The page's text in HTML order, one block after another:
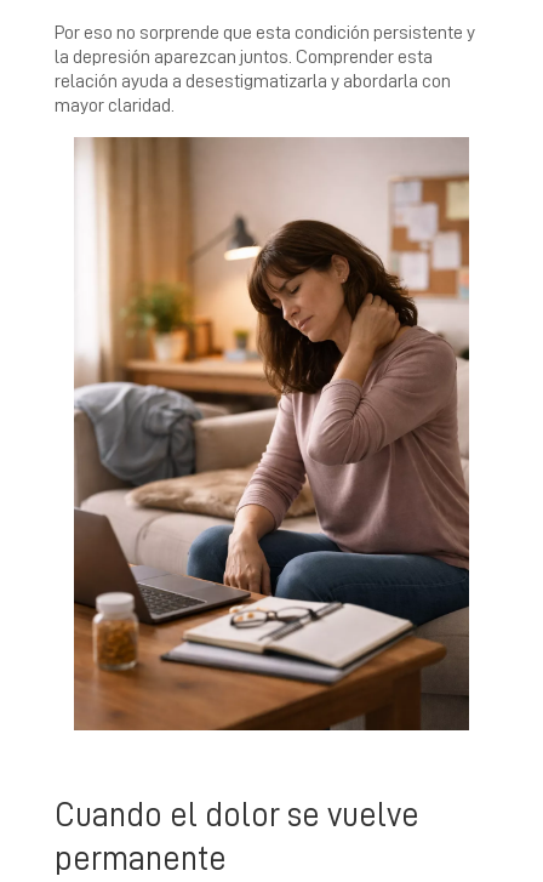
Por eso no sorprende que esta condición persistente y
la depresión aparezcan juntos. Comprender esta
relación ayuda a desestigmatizarla y abordarla con
mayor claridad.
Cuando el dolor se vuelve
permanente